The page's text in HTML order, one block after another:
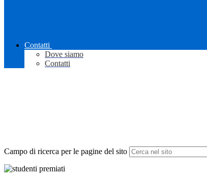
Contatti
Dove siamo
Contatti
Campo di ricerca per le pagine del sito